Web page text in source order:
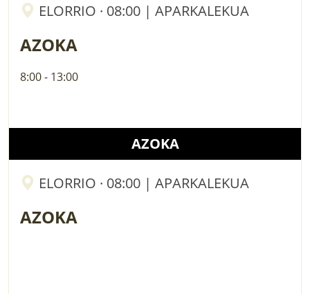
ELORRIO · 08:00 | APARKALEKUA
AZOKA
8:00 - 13:00
AZOKA
ELORRIO · 08:00 | APARKALEKUA
AZOKA